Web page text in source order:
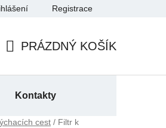
Registrace
KOŠÍK
PRÁZDNÝ KOŠÍK
Kontakty
cest / Filtr k